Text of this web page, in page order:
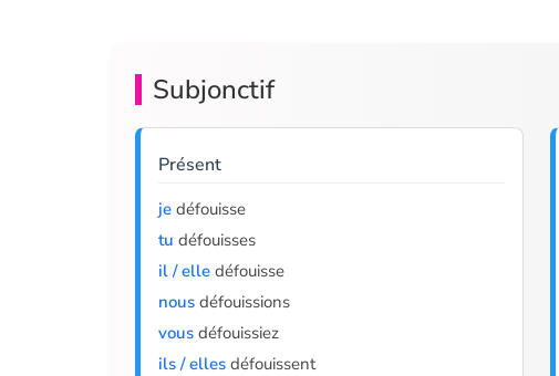
Subjonctif
Présent
je défouisse
tu défouisses
il / elle défouisse
nous défouissions
vous défouissiez
ils / elles défouissent